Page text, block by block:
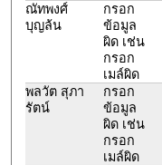
ณัทพงศ์
บุญล้น
กรอก
ข้อมูล
ผิด เช่น
กรอก
เมล์ผิด
พลวัต สุภา
รัตน์
กรอก
ข้อมูล
ผิด เช่น
กรอก
เมล์ผิด